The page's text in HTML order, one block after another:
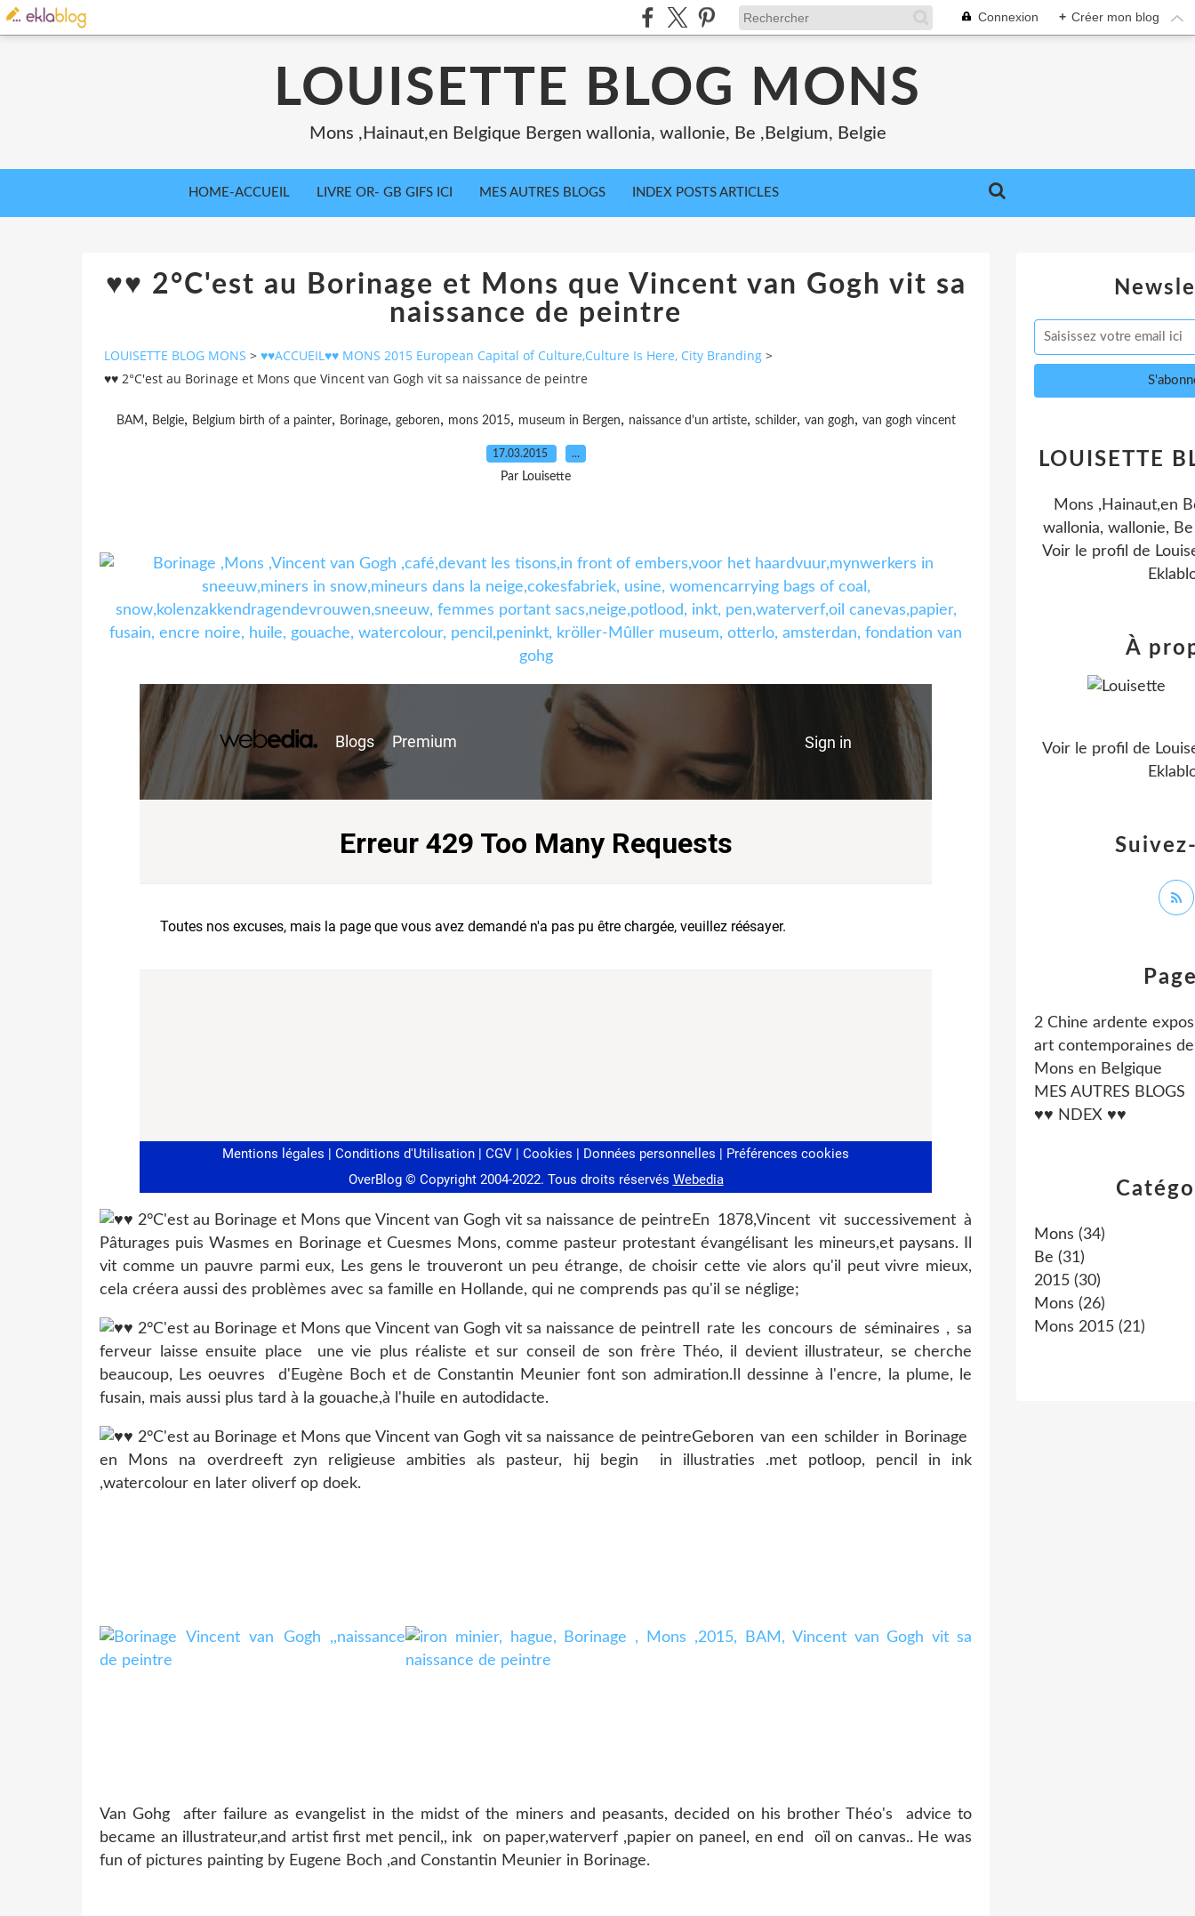
Connexion + Créer mon blog
LOUISETTE BLOG MONS
Mons ,Hainaut,en Belgique Bergen wallonia, wallonie, Be ,Belgium, Belgie
HOME-ACCUEIL LIVRE OR- GB GIFS ICI MES AUTRES BLOGS INDEX POSTS ARTICLES
♥♥ 2°C'est au Borinage et Mons que Vincent van Gogh vit sa
naissance de peintre
LOUISETTE BLOG MONS > ♥♥ACCUEIL♥♥ MONS 2015 European Capital of Culture,Culture Is Here, City Branding >
♥♥ 2°C'est au Borinage et Mons que Vincent van Gogh vit sa naissance de peintre
BAM , Belgie, Belgium birth of a painter, Borinage, geboren, mons 2015, museum in Bergen, naissance d'un artiste, schilder, van gogh, van gogh vincent
17.03.2015 …
Par Louisette
En 1878,Vincent vit successivement à
Pâturages puis Wasmes en Borinage et Cuesmes Mons, comme pasteur protestant évangélisant les mineurs,et paysans. Il
vit comme un pauvre parmi eux, Les gens le trouveront un peu étrange, de choisir cette vie alors qu'il peut vivre mieux,
cela créera aussi des problèmes avec sa famille en Hollande, qui ne comprends pas qu'il se néglige;
Il rate les concours de séminaires , sa
ferveur laisse ensuite place une vie plus réaliste et sur conseil de son frère Théo, il devient illustrateur, se cherche
beaucoup, Les oeuvres d'Eugène Boch et de Constantin Meunier font son admiration.Il dessinne à l'encre, la plume, le
fusain, mais aussi plus tard à la gouache,à l'huile en autodidacte.
Geboren van een schilder in Borinage
en Mons na overdreeft zyn religieuse ambities als pasteur, hij begin in illustraties .met potloop, pencil in ink
,watercolour en later oliverf op doek.
Van Gohg after failure as evangelist in the midst of the miners and peasants, decided on his brother Théo's advice to
became an illustrateur,and artist first met pencil,, ink on paper,waterverf ,papier on paneel, en end oïl on canvas.. He was
fun of pictures painting by Eugene Boch ,and Constantin Meunier in Borinage.
Mons (34)
Be (31)
2015 (30)
Mons (26)
Mons 2015 (21)
2 Chine ardente
art contemporaines
Mons en Belgique
MES AUTRES BLOGS
♥♥ NDEX ♥♥
LOUISETTE
Mons ,Hainaut,en
wallonia, wallonie,
Voir le profil de
À
Voir le profil de